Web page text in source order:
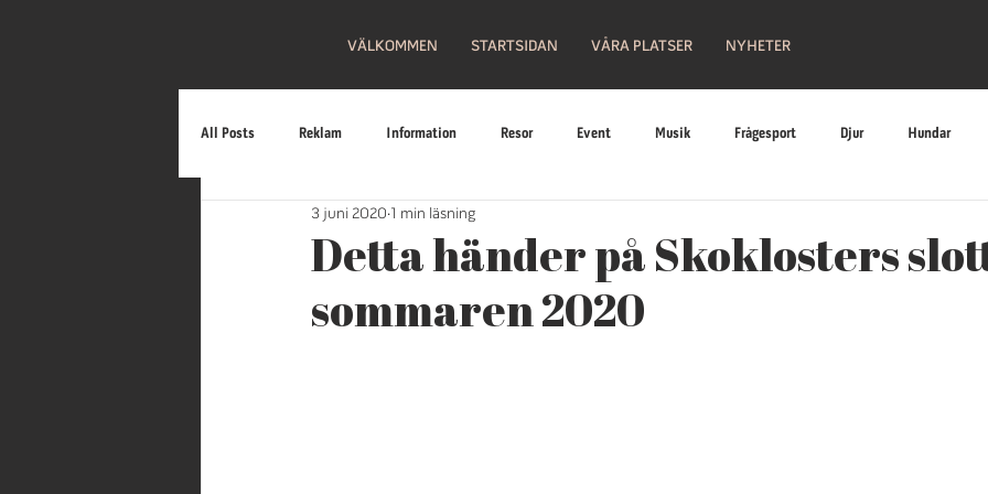
VÄLKOMMEN STARTSIDAN VÅRA PLATSER NYHETER
All Posts Reklam Information Resor Event Musik Frågesport Djur Hundar
Fritt inträde Loppis
Bilar Mat Galleri Konst Måleri
Detta händer på Skoklosters
sommaren 2020
3 juni 2020 1 min läsning